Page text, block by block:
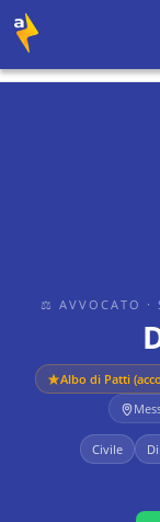
⚖ AVVOCATO ·
Albo di Patti
Civile